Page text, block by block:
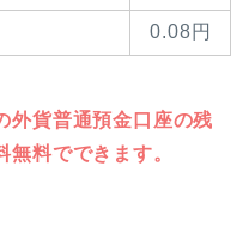
0.08円
外貨普通預金口座の残
料でできます。